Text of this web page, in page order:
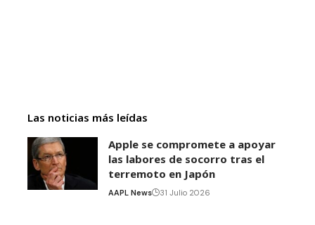
Las noticias más leídas
Apple se compromete a apoyar
las labores de socorro tras el
terremoto en Japón
AAPL News 31 Julio 2026